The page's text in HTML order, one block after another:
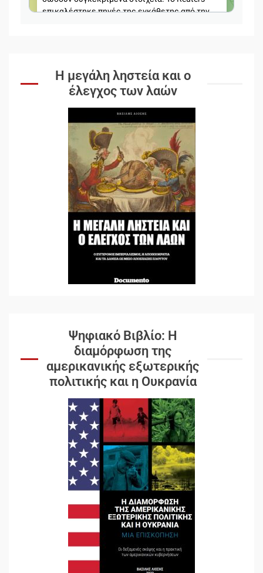
Η μεγάλη ληστεία και ο
έλεγχος των λαών
Ψηφιακό Βιβλίο: Η
διαμόρφωση της
αμερικανικής εξωτερικής
πολιτικής και η Ουκρανία